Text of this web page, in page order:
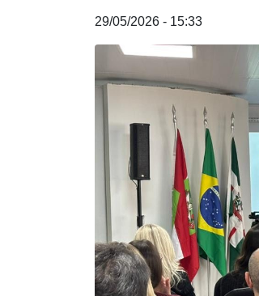
29/05/2026 - 15:33